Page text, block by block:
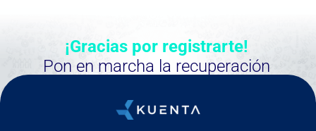
¡Gracias por registrarte!
Pon en marcha la recuperación